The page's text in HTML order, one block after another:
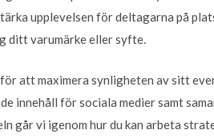
upplevelsen för deltagarna på
ditt varumärke eller syfte.
att maximera synligheten av sitt
innehåll för sociala medier samt
går vi igenom hur du kan arbeta